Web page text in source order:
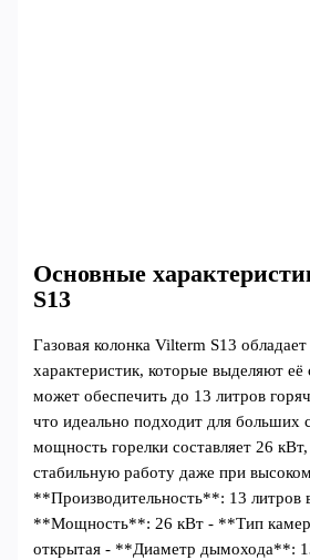
Основные
S13
Газовая колонка Vilterm S13
характеристик, которые выделяют
может обеспечить до 13 литров
что идеально подходит для больших
мощность горелки составляет 26
стабильную работу даже при
**Производительность**: 13 литров
**Мощность**: 26 кВт - **Тип
открытая - **Диаметр дымохода**: